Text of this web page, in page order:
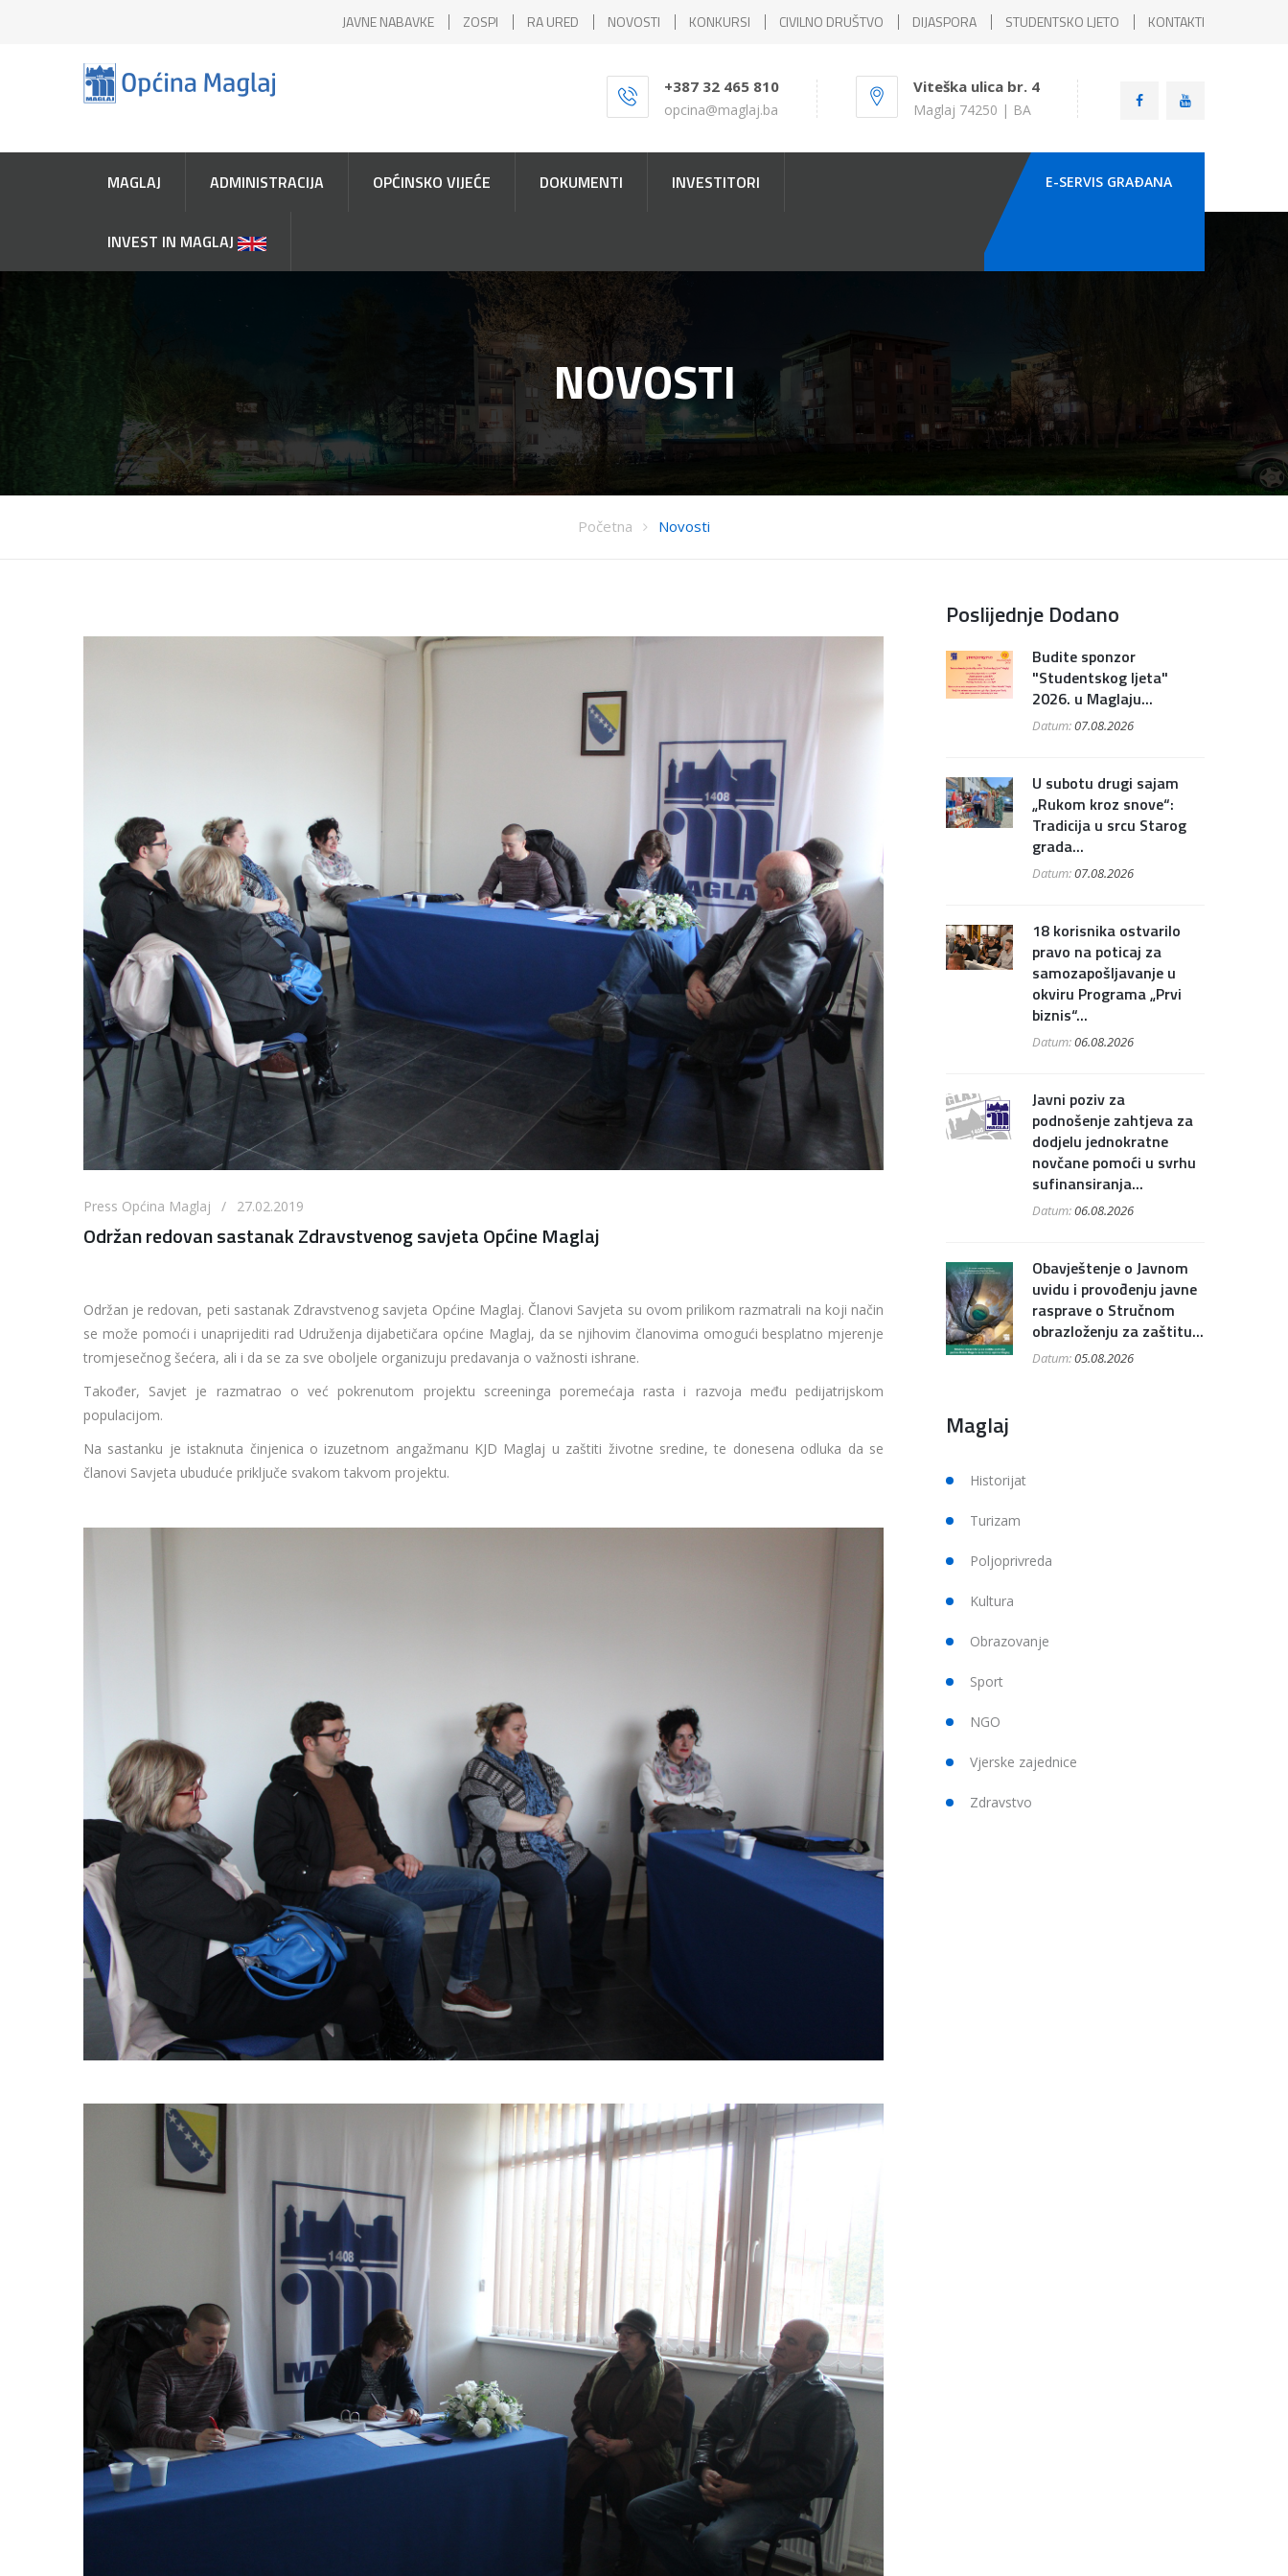
JAVNE NABAVKE ZOSPI RA URED NOVOSTI KONKURSI CIVILNO DRUŠTVO DIJASPORA STUDENTSKO LJETO KONTAKTI
+387 32 465 810
opcina@maglaj.ba
Viteška ulica br. 4
Maglaj 74250 | BA
MAGLAJ ADMINISTRACIJA OPĆINSKO VIJEĆE DOKUMENTI INVESTITORI
INVEST IN MAGLAJ
E-SERVIS GRAÐANA
NOVOSTI
Početna Novosti
Press Općina Maglaj / 27.02.2019
Održan redovan sastanak Zdravstvenog savjeta Općine Maglaj
Održan je redovan, peti sastanak Zdravstvenog savjeta Općine Maglaj. Članovi Savjeta su ovom prilikom razmatrali na koji način
se može pomoći i unaprijediti rad Udruženja dijabetičara općine Maglaj, da se njihovim članovima omogući besplatno mjerenje
tromjesečnog šećera, ali i da se za sve oboljele organizuju predavanja o važnosti ishrane.
Također, Savjet je razmatrao o već pokrenutom projektu screeninga poremećaja rasta i razvoja među pedijatrijskom
populacijom.
Na sastanku je istaknuta činjenica o izuzetnom angažmanu KJD Maglaj u zaštiti životne sredine, te donesena odluka da se
članovi Savjeta ubuduće priključe svakom takvom projektu.
Poslijednje Dodano
Budite sponzor
"Studentskog ljeta"
2026. u Maglaju...
Datum:07.08.2026
U subotu drugi sajam
„Rukom kroz snove“:
Tradicija u srcu Starog
grada...
Datum:07.08.2026
18 korisnika ostvarilo
pravo na poticaj za
samozapošljavanje u
okviru Programa „Prvi
biznis“...
Datum:06.08.2026
Javni poziv za
podnošenje zahtjeva za
dodjelu jednokratne
novčane pomoći u svrhu
sufinansiranja...
Datum:06.08.2026
Obavještenje o Javnom
uvidu i provođenju javne
rasprave o Stručnom
obrazloženju za zaštitu...
Datum:05.08.2026
Maglaj
Historijat
Turizam
Poljoprivreda
Kultura
Obrazovanje
Sport
NGO
Vjerske zajednice
Zdravstvo